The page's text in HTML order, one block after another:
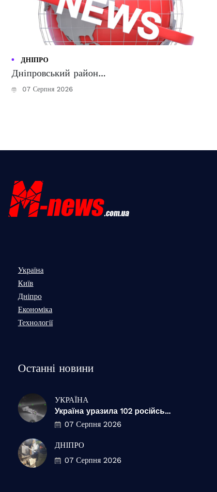
ДНІПРО
Дніпровський район...
07 Серпня 2026
Україна
Київ
Дніпро
Економіка
Технології
Останні новини
УКРАЇНА
Україна уразила 102 російсь...
07 Серпня 2026
ДНІПРО
07 Серпня 2026